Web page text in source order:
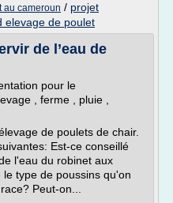
au cameroun / projet
elevage de poulet
de l’eau de
pour le
, ferme , pluie ,
de poulets de chair.
Est-ce conseillé
l'eau du robinet aux
type de poussins qu'on
Peut-on...